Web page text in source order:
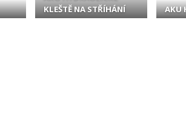
KLEŠTĚ NA STŘÍHÁNÍ
AKU